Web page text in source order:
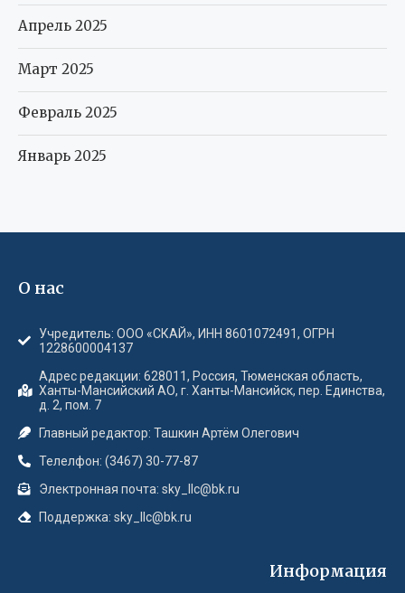
Апрель 2025
Март 2025
Февраль 2025
Январь 2025
О нас
Учредитель: ООО «СКАЙ», ИНН 8601072491, ОГРН
1228600004137
Адрес редакции: 628011, Россия, Тюменская область,
Ханты-Мансийский АО, г. Ханты-Мансийск, пер. Единства,
д. 2, пом. 7
Главный редактор: Ташкин Артём Олегович
Телелфон: (3467) 30-77-87
Электронная почта: sky_llc@bk.ru
Поддержка: sky_llc@bk.ru
Информация